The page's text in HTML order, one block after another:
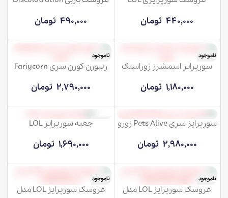
440,000 تومان 490,000 تومان
ناموجود
سورپرایز اسمشرز ژوراسیک
1,180,000 تومان
ناموجود
ریبورن کورن سری Fariycorn
2,790,000 تومان
ناموجود
سورپرایز سری Pets Alive زورو
2,980,000 تومان
ناموجودجعبه سورپرایز LOL
1,690,000 تومان
ناموجود
عروسک سورپرایز LOL مدل
ناموجود
عروسک سورپرایز LOL مدل